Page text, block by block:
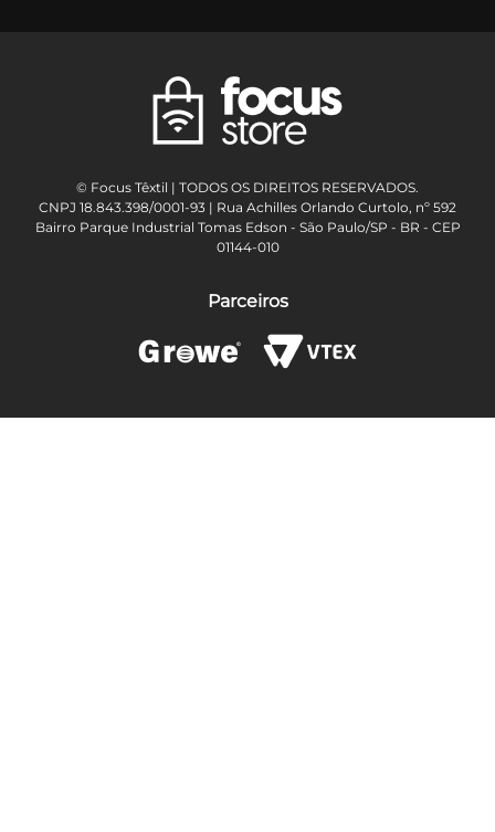
© Focus Têxtil | TODOS OS DIREITOS RESERVADOS.
CNPJ 18.843.398/0001-93 | Rua Achilles Orlando Curtolo, nº 592
Bairro Parque Industrial Tomas Edson - São Paulo/SP - BR - CEP
01144-010
Parceiros